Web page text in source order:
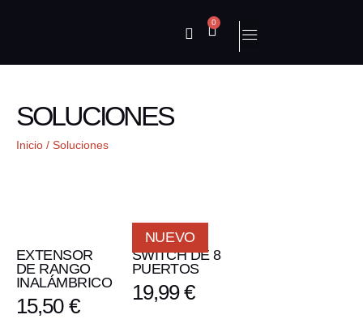
0
SOLUCIONES
Inicio / Soluciones
EXTENSOR
DE RANGO
INALÁMBRICO
15,50 €
SWITCH DE 8
PUERTOS
19,99€
NUEVO